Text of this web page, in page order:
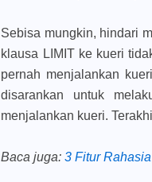
Sebisa mungkin, hindari
klausa LIMIT ke kueri
pernah menjalankan
disarankan untuk
menjalankan kueri.
Baca juga: 3 Fitur